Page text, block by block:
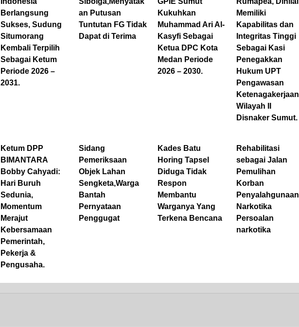
Berlangsung
Sukses, Sudung
Situmorang
Kembali Terpilih
Sebagai Ketum
Periode 2026 –
2031.
an Putusan
Tuntutan FG Tidak
Dapat di Terima
Kukuhkan
Muhammad Ari Al-
Kasyfi Sebagai
Ketua DPC Kota
Medan Periode
2026 – 2030.
Memiliki
Kapabilitas dan
Integritas Tinggi
Sebagai Kasi
Penegakkan
Hukum UPT
Pengawasan
Ketenagakerjaan
Wilayah II
Disnaker Sumut.
Ketum DPP
BIMANTARA
Bobby Cahyadi:
Hari Buruh
Sedunia,
Momentum
Merajut
Kebersamaan
Pemerintah,
Pekerja &
Pengusaha.
Sidang
Pemeriksaan
Objek Lahan
Sengketa,Warga
Bantah
Pernyataan
Penggugat
Kades Batu
Horing Tapsel
Diduga Tidak
Respon
Membantu
Warganya Yang
Terkena Bencana
Rehabilitasi
sebagai Jalan
Pemulihan
Korban
Penyalahgunaan
Narkotika
Persoalan
narkotika